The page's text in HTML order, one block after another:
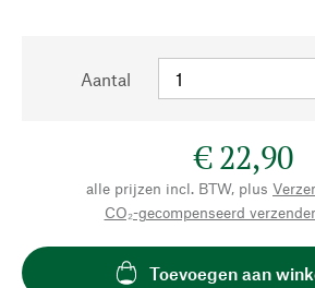
Aantal
€ 22,90
alle prijzen incl. BTW, plus
CO₂-gecompenseerd
Toevoegen aan